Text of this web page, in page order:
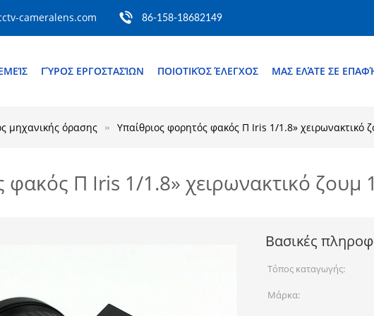
cameralens.com 86-158-18682149
ΓΎΡΟΣ ΕΡΓΟΣΤΑΣΊΩΝ ΠΟΙΟΤΙΚΌΣ ΈΛΕΓΧΟΣ ΜΑΣ ΕΛΆΤΕ ΣΕ
μηχανικής όρασης Υπαίθριος φορητός φακός Π Iris 1/1.8» χειρωνακτικό
φακός Π Iris 1/1.8» χειρωνακτικό
Βασικές
Τόπος καταγωγής:
Μάρκα: